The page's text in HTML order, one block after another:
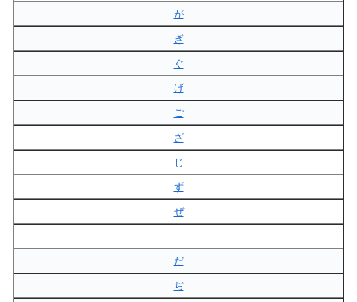
が
ぎ
ぐ
げ
ご
ざ
じ
ず
ぜ
–
だ
ぢ